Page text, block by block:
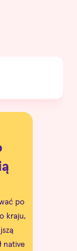
po
kraju,
native